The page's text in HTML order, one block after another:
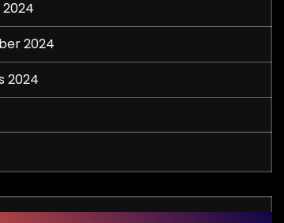
2024
2024